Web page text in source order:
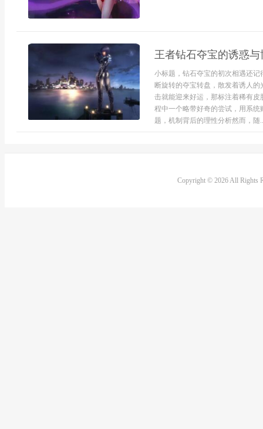
王者钻石夺宝的诱惑
小标题，钻石夺宝的初次相遇还
断旋转的夺宝转盘，散发着诱人
击就能迎来好运，那标注着稀有
程中一个略带好奇的尝试，用系
题，机制背后的理性分析然而，随
Copyright © 2026 All Rights